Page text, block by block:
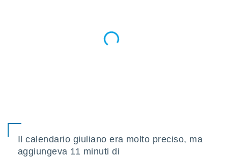
Il calendario giuliano era molto preciso, ma
aggiungeva 11 minuti di